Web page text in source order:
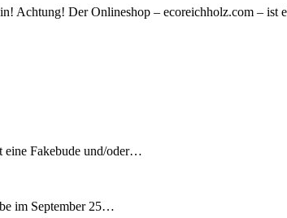
Achtung! Der Onlineshop – ecoreichholz.com – ist
eine Fakebude und/oder…
im September 25…